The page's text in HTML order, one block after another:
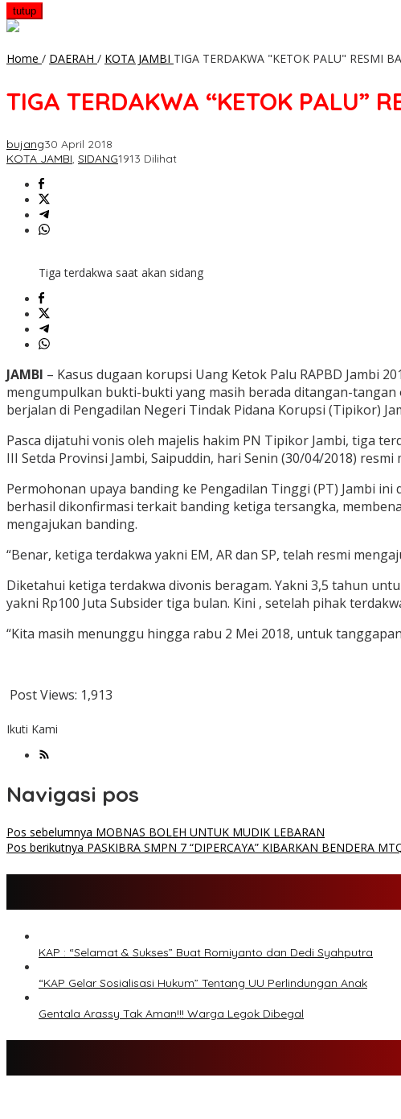
tutup
Home / DAERAH / KOTA JAMBI TIGA TERDAKWA "KETOK PALU" RESMI
TIGA TERDAKWA “KETOK PALU”
bujang30 April 2018
KOTA JAMBI, SIDANG1913 Dilihat
Tiga terdakwa saat akan sidang
JAMBI – Kasus dugaan korupsi Uang Ketok Palu RAPBD Jambi
mengumpulkan bukti-bukti yang masih berada ditangan-
berjalan di Pengadilan Negeri Tindak Pidana Korupsi (Tipikor)
Pasca dijatuhi vonis oleh majelis hakim PN Tipikor Jambi, tiga
III Setda Provinsi Jambi, Saipuddin, hari Senin (30/04/2018)
Permohonan upaya banding ke Pengadilan Tinggi (PT) Jambi
berhasil dikonfirmasi terkait banding ketiga tersangka,
mengajukan banding.
“Benar, ketiga terdakwa yakni EM, AR dan SP, telah resmi
Diketahui ketiga terdakwa divonis beragam. Yakni 3,5 tahun
yakni Rp100 Juta Subsider tiga bulan. Kini , setelah pihak
“Kita masih menunggu hingga rabu 2 Mei 2018, untuk
Post Views: 1,913
Ikuti Kami
Navigasi pos
Pos sebelumnya MOBNAS BOLEH UNTUK MUDIK LEBARAN
Pos berikutnya PASKIBRA SMPN 7 “DIPERCAYA” KIBARKAN BENDERA
KAP : “Selamat & Sukses” Buat Romiyanto dan Dedi Syahputra
“KAP Gelar Sosialisasi Hukum” Tentang UU Perlindungan Anak
Gentala Arassy Tak Aman!!! Warga Legok Dibegal